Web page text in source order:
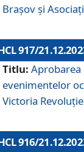
Brașov și
917/
Titlu: Aprobarea
evenimentelor
Victoria
916/